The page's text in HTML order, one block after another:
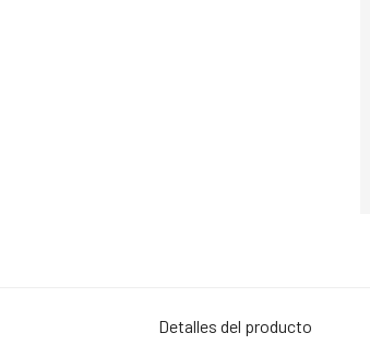
Detalles del producto